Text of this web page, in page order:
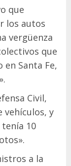
que
los autos
vergüenza
que
Santa Fe,
Civil,
vehículos, y
tenía 10
a la